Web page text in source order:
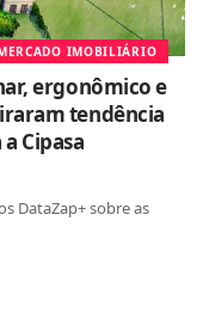
IMOBILIÁRIO
ergonômico e
tendência
Cipasa
DataZap+ sobre as